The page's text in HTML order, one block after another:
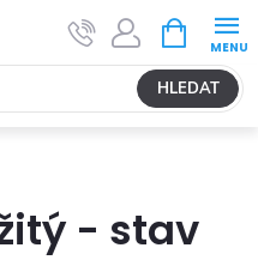
HLEDAT
NÁKUPNÍ
KOŠÍK
- stav